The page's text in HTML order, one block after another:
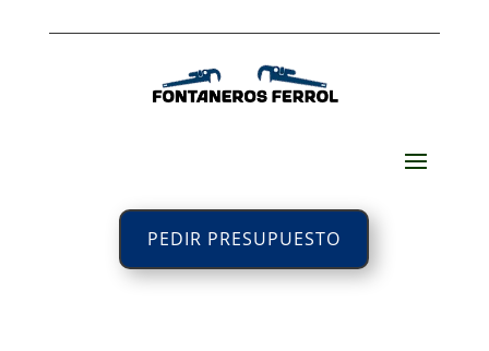
PEDIR PRESUPUESTO